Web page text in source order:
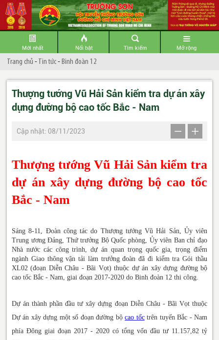
Mới nhất Nổi bật Tìm kiếm Mở rộng
Trang chủ -Tin tức- Binh đoàn 12
Thượng tướng Vũ Hải Sản kiểm tra dự án xây
dựng đường bộ cao tốc Bắc - Nam
Cập nhật: 08/11/2023
Thượng tướng Vũ Hải Sản kiểm tra
dự án xây dựng đường bộ cao tốc
Bắc - Nam
Sáng 8-11, Đoàn công tác do Thượng tướng Vũ Hải Sản, Ủy viên
Trung ương Đảng, Thứ trưởng Bộ Quốc phòng, Ủy viên Ban chỉ đạo
Nhà nước các công trình, dự án quan trọng quốc gia, trọng điểm
ngành Giao thông vận tải làm trưởng đoàn đã đi kiểm tra Gói thầu
XL02 (đoạn Diễn Châu - Bãi Vọt) thuộc dự án xây dựng đường bộ
cao tốc Bắc - Nam, giai đoạn 2017-2020 do Binh đoàn 12 thi công.
Dự án thành phần đầu tư xây dựng đoạn Diễn Châu - Bãi Vọt thuộc
Dự án xây dựng một số đoạn đường bộcao tốctrên tuyến Bắc - Nam
phía Đông giai đoạn 2017 - 2020 có tổng vốn đầu tư 11.157,82 tỷ